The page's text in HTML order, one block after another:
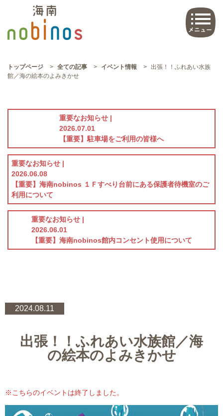
トップページ > 全ての記事 > イベント情報 > 出張！！ふれあい水族
館／海の絵本のよみきかせ
重要なお知らせ |
2026.07.01
【重要】駐車場をご利用の皆様へ
重要なお知らせ |
2026.06.08
【重要】海南nobinos １Ｆすべり台前にある保護者待機室のご
利用について
重要なお知らせ |
2026.06.01
【重要】海南nobinos館内コンセント使用について
2024.08.11
出張！！ふれあい水族館／海
の絵本のよみきかせ
※こちらのイベントは終了しました。